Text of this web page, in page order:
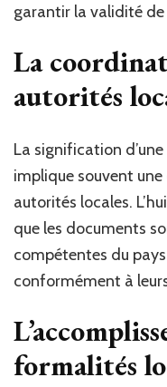
garantir la validité
La
autorités
La signification
implique souvent
autorités locales.
que les documents
compétentes du
conformément à
formalités